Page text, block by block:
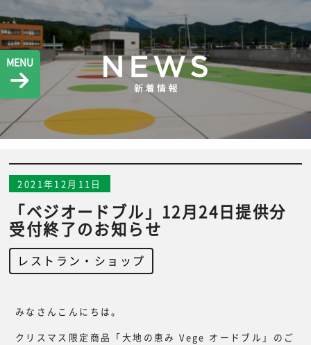
MENU
2021年12月11日
「ベジオードブル」12月24日提供分
受付終了のお知らせ
レストラン・ショップ
みなさんこんにちは。
クリスマス限定商品「大地の恵み Vege オードブル」のご